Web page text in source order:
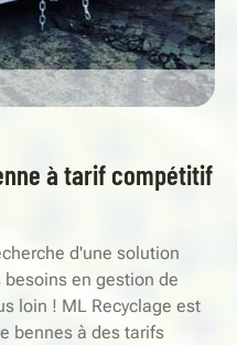
à tarif compétitif
d'une solution
en gestion de
loin ! ML Recyclage est
bennes à des tarifs